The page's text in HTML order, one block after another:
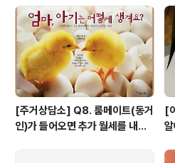
[주거상담소] Q8. 룸메이트(동거
인)가 들어오면 추가 월세를 내야
[